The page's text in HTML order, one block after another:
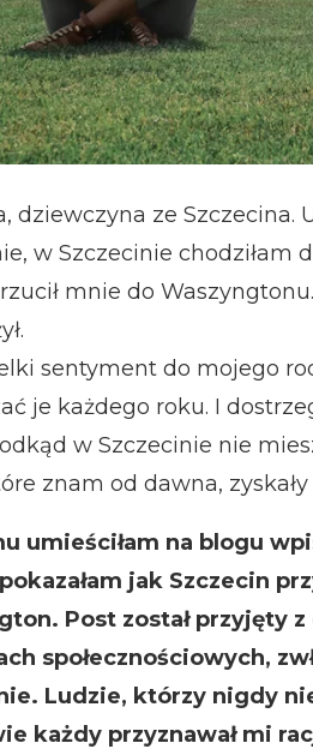
dziewczyna ze Szczecina.
w Szczecinie chodziłam
mnie do
sentyment do mojego
je każdego roku. I
w Szczecinie nie
znam od dawna,
umieściłam na blogu
jak Szczecin
Post został przyjęty
społecznościowych,
Ludzie, którzy nigdy
każdy przyznawał mi